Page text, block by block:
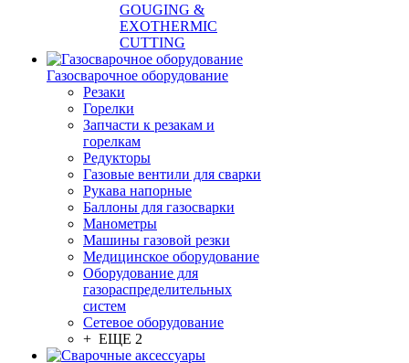
GOUGING &
EXOTHERMIC
CUTTING
Газосварочное оборудование
Резаки
Горелки
Запчасти к резакам и
горелкам
Редукторы
Газовые вентили для сварки
Рукава напорные
Баллоны для газосварки
Манометры
Машины газовой резки
Медицинское оборудование
Оборудование для
газораспределительных
систем
Сетевое оборудование
+ ЕЩЕ 2